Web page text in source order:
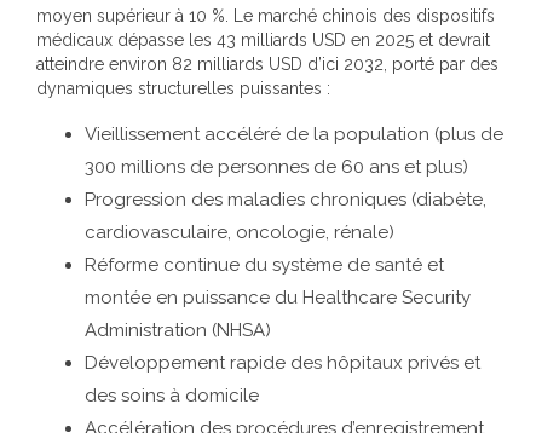
moyen supérieur à 10 %. Le marché chinois des dispositifs
médicaux dépasse les 43 milliards USD en 2025 et devrait
atteindre environ 82 milliards USD d’ici 2032, porté par des
dynamiques structurelles puissantes :
Vieillissement accéléré de la population (plus de
300 millions de personnes de 60 ans et plus)
Progression des maladies chroniques (diabète,
cardiovasculaire, oncologie, rénale)
Réforme continue du système de santé et
montée en puissance du Healthcare Security
Administration (NHSA)
Développement rapide des hôpitaux privés et
des soins à domicile
Accélération des procédures d’enregistrement